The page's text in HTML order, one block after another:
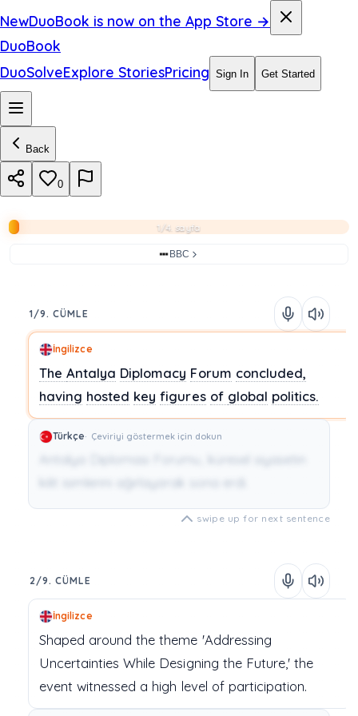
NewDuoBook is now on the App Store →
DuoBook
DuoSolveExplore StoriesPricing Sign In Get Started
Back
0
1/4. sayfa
BBC
1/9. CÜMLE
İngilizce
The Antalya Diplomacy Forum concluded,
having hosted key figures of global politics.
Türkçe Çeviriyi göstermek için dokun
Antalya Diplomasi Forumu, küresel siyasetin
kilit isimlerini ağırlayarak sona erdi.
swipe up for next sentence
2/9. CÜMLE
İngilizce
Shaped around thetheme 'Addressing
Uncertainties While Designing the Future,' the
event witnessed a high level of participation.